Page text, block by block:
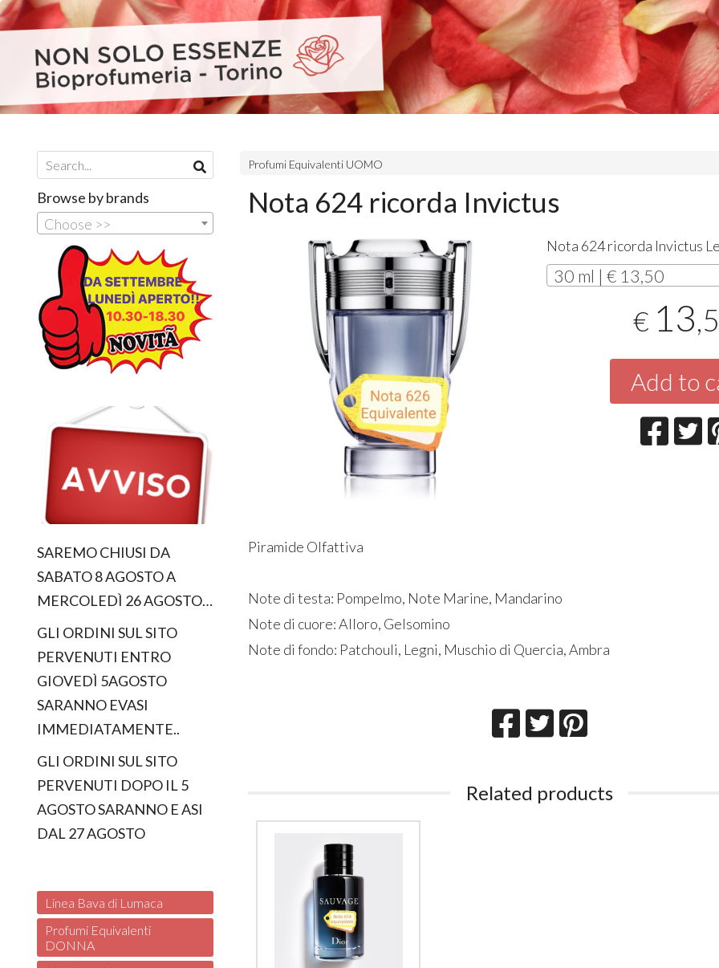
Profumi Equivalenti UOMO
Nota 624 ricorda Invictus
Nota 624 ricorda Invictus
30 ml | € 13,50
€ 13
Add to
Piramide Olfattiva
Note di testa: Pompelmo, Note Marine, Mandarino
Note di cuore: Alloro, Gelsomino
Note di fondo: Patchouli, Legni, Muschio di Quercia, Ambra
Related products
Browse by brands
Choose >>
SAREMO CHIUSI DA
SABATO 8 AGOSTO A
MERCOLEDÌ 26 AGOSTO…
GLI ORDINI SUL SITO
PERVENUTI ENTRO
GIOVEDÌ 5AGOSTO
SARANNO EVASI
IMMEDIATAMENTE..
GLI ORDINI SUL SITO
PERVENUTI DOPO IL 5
AGOSTO SARANNO E ASI
DAL 27 AGOSTO
Linea Bava di Lumaca
Profumi Equivalenti
DONNA